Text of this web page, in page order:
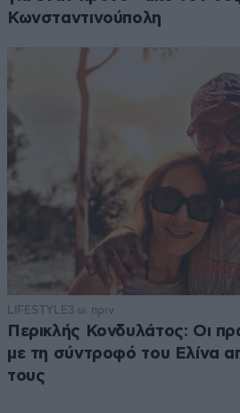
Κωνσταντινούπολη
LIFESTYLE3 ω. πριν
Περικλής Κονδυλάτος: Οι
με τη σύντροφό του Ελίνα
τους